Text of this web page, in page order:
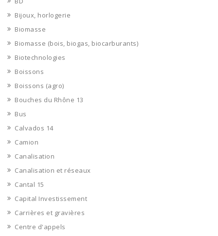
Bijoux, horlogerie
Biomasse
Biomasse (bois, biogas, biocarburants)
Biotechnologies
Boissons
Boissons (agro)
Bouches du Rhône 13
Bus
Calvados 14
Camion
Canalisation
Canalisation et réseaux
Cantal 15
Capital Investissement
Carrières et gravières
Centre d'appels